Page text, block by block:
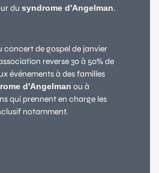
dusyndrome d'Angelman.
concert de gospel de janvier
reverse 30 à 50% de
événements à des familles
d'Angelman ou à
qui prennent en charge les
notamment.